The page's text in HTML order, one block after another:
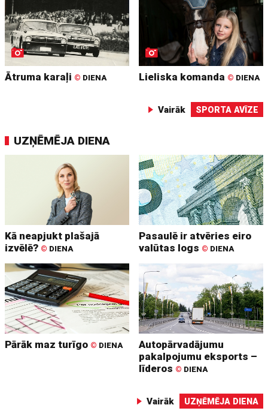
Ātruma karaļi © DIENA Lieliska komanda © DIENA
Vairāk SPORTA AVĪZE
UZŅĒMĒJA DIENA
Kā neapjukt plašajā
izvēlē? © DIENA
Pasaulē ir atvēries eiro
valūtas logs © DIENA
Pārāk maz turīgo © DIENA
Autopārvadājumu
pakalpojumu eksports –
līderos © DIENA
Vairāk UZŅĒMĒJA DIENA